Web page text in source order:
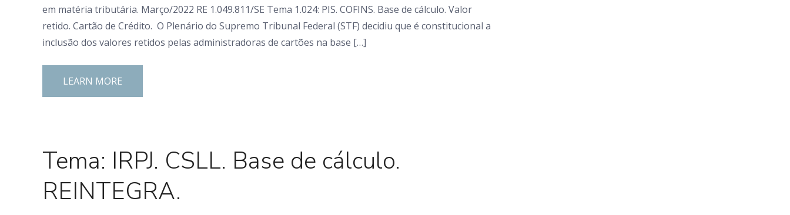
em matéria tributária. Março/2022 RE 1.049.811/SE Tema 1.024: PIS. COFINS. Base de cálculo. Valor
retido. Cartão de Crédito. O Plenário do Supremo Tribunal Federal (STF) decidiu que é constitucional a
inclusão dos valores retidos pelas administradoras de cartões na base […]
LEARN MORE
Tema: IRPJ. CSLL. Base de cálculo.
REINTEGRA.